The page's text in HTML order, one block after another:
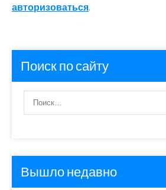
авторизоваться.
Поиск по сайту
Вышло недавно